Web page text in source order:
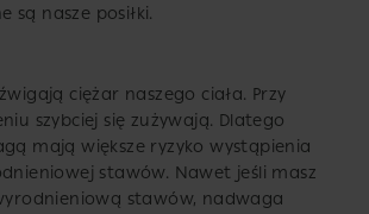
są nasze posiłki.
ciężar naszego ciała. Przy
szybciej się zużywają. Dlatego
mają większe ryzyko wystąpienia
stawów. Nawet jeśli masz
stawów, nadwaga